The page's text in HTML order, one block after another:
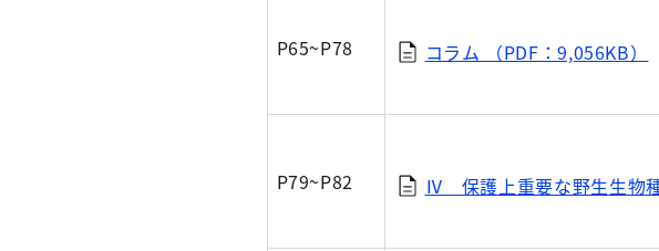
P65~P78 コラム （PDF：9,056KB）
P79~P82 Ⅳ 保護上重要な野生生物